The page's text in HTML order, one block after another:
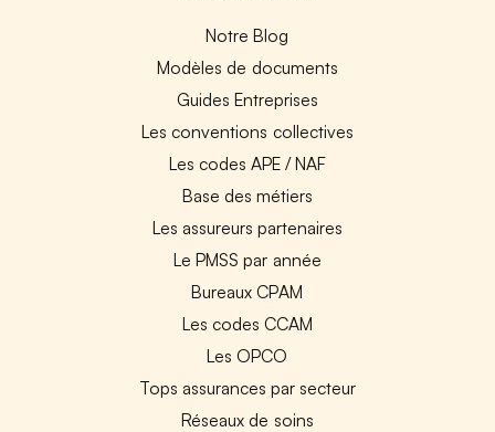
Notre Blog
Modèles de documents
Guides Entreprises
Les conventions collectives
Les codes APE / NAF
Base des métiers
Les assureurs partenaires
Le PMSS par année
Bureaux CPAM
Les codes CCAM
Les OPCO
Tops assurances par secteur
Réseaux de soins